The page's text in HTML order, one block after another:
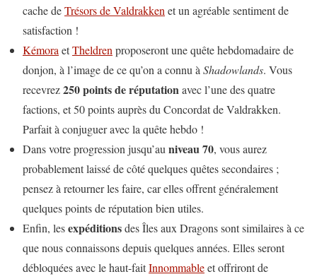
cache deTrésors de Valdrakkenet un agréable sentiment de
satisfaction !
KémoraetTheldrenproposeront une quête hebdomadaire de
donjon, à l’image de ce qu’on a connu àShadowlands. Vous
recevrez250 points de réputationavec l’une des quatre
factions, et 50 points auprès du Concordat de Valdrakken.
Parfait à conjuguer avec la quête hebdo !
Dans votre progression jusqu’auniveau 70, vous aurez
probablement laissé de côté quelques quêtes secondaires ;
pensez à retourner les faire, car elles offrent généralement
quelques points de réputation bien utiles.
Enfin, lesexpéditionsdes Îles aux Dragons sont similaires à ce
que nous connaissons depuis quelques années. Elles seront
débloquées avec le haut-faitInnommableet offriront de